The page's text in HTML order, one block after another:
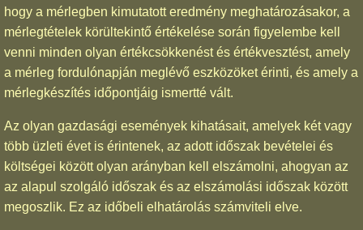
hogy a mérlegben kimutatott eredmény meghatározásakor, a
mérlegtételek körültekintő értékelése során figyelembe kell
venni minden olyan értékcsökkenést és értékvesztést, amely
a mérleg fordulónapján meglévő eszközöket érinti, és amely a
mérlegkészítés időpontjáig ismertté vált.
Az olyan gazdasági események kihatásait, amelyek két vagy
több üzleti évet is érintenek, az adott időszak bevételei és
költségei között olyan arányban kell elszámolni, ahogyan az
az alapul szolgáló időszak és az elszámolási időszak között
megoszlik. Ez az időbeli elhatárolás számviteli elve.